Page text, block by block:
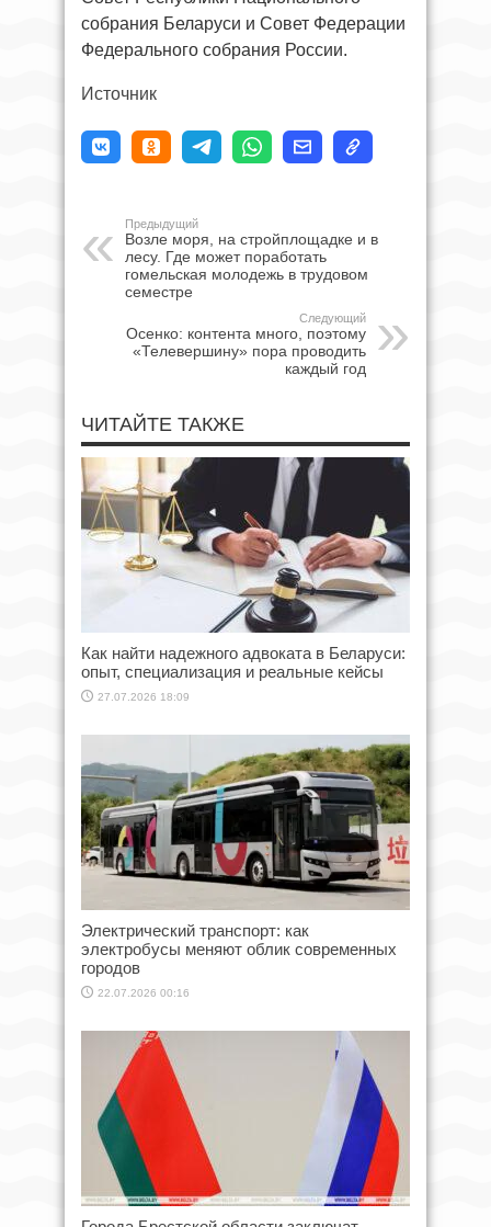
собрания Беларуси и Совет Федерации
Федерального собрания России.
Источник
Предыдущий
Возле моря, на стройплощадке и в
лесу. Где может поработать
гомельская молодежь в трудовом
семестре
Следующий
Осенко: контента много, поэтому
«Телевершину» пора проводить
каждый год
ЧИТАЙТЕ ТАКЖЕ
Как найти надежного адвоката в Беларуси:
опыт, специализация и реальные кейсы
27.07.2026 18:09
Электрический транспорт: как
электробусы меняют облик современных
городов
22.07.2026 00:16